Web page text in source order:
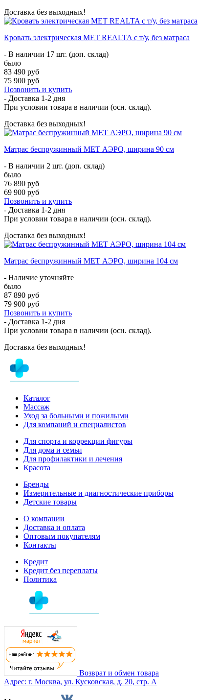
Доставка без выходных!
Кровать электрическая МЕТ REALTA с т/у, без матраса
- В наличии 17 шт. (доп. склад)
было
83 490 руб
75 900 руб
Позвонить и купить
- Доставка 1-2 дня
При условии товара в наличии (осн. склад).
Доставка без выходных!
Матрас беспружинный МЕТ АЭРО, ширина 90 см
- В наличии 2 шт. (доп. склад)
было
76 890 руб
69 900 руб
Позвонить и купить
- Доставка 1-2 дня
При условии товара в наличии (осн. склад).
Доставка без выходных!
Матрас беспружинный МЕТ АЭРО, ширина 104 см
- Наличие уточняйте
было
87 890 руб
79 900 руб
Позвонить и купить
- Доставка 1-2 дня
При условии товара в наличии (осн. склад).
Доставка без выходных!
Каталог
Массаж
Уход за больными и пожилыми
Для компаний и специалистов
Для спорта и коррекции фигуры
Для дома и семьи
Для профилактики и лечения
Красота
Бренды
Измерительные и диагностические приборы
Детские товары
О компании
Доставка и оплата
Оптовым покупателям
Контакты
Кредит
Кредит без переплаты
Политика
Возврат и обмен товара
Адрес: г. Москва, ул. Кусковская, д. 20, стр. А